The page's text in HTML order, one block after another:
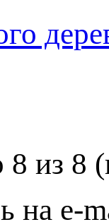
из 8
на e-